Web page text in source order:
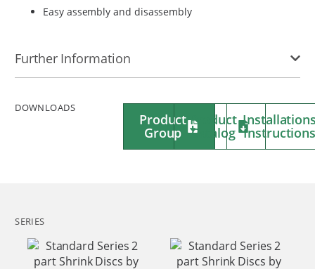
Easy assembly and disassembly
Further Information
DOWNLOADS
Product
Group
Product
Catalog
SERIES